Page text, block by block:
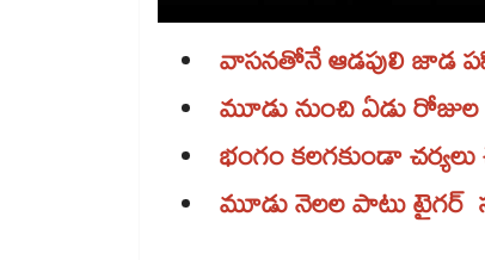
వాసనతోనే ఆడపులి జాడ
మూడు నుంచి ఏడు
భంగం కలగకుండా చర్యలు
మూడు నెలల పాటు టైగర్